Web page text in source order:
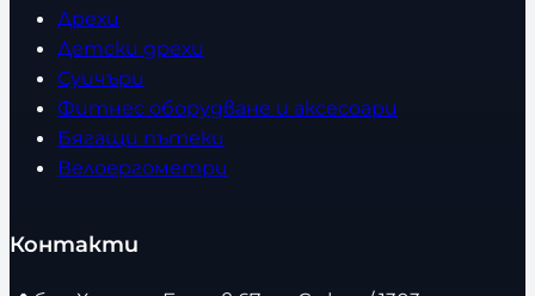
Дрехи
Детски дрехи
Суичъри
Фитнес оборудване и аксесоари
Бягащи пътеки
Велоергометри
Контакти